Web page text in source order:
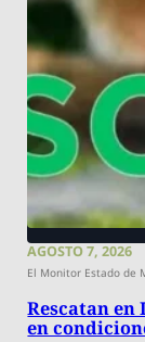
AGOSTO 7, 2026
El Monitor Estado de
Rescatan
en